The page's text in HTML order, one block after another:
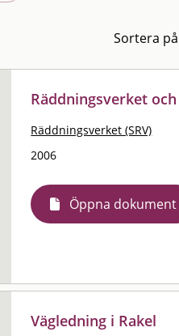
Sortera
Räddningsverket och
Räddningsverket (SRV)
2006
Öppna dokument
Vägledning i Rakel